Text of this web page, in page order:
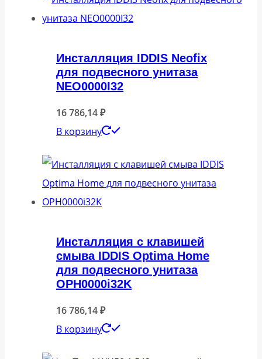
Инсталляция IDDIS Neofix
для подвесного унитаза
NEO0000I32
16 786,14₽
В корзину
Инсталляция с клавишей
смыва IDDIS Optima Home
для подвесного унитаза
OPH0000i32K
16 786,14₽
В корзину